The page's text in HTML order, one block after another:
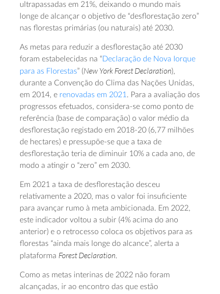
ultrapassadas em 21%, deixando o mundo mais
longe de alcançar o objetivo de “desflorestação zero”
nas florestas primárias (ou naturais) até 2030.
As metas para reduzir a desflorestação até 2030
foram estabelecidas na “Declaração de Nova Iorque
para as Florestas” (New York Forest Declaration),
durante a Convenção do Clima das Nações Unidas,
em 2014, e renovadas em 2021 . Para a avaliação dos
progressos efetuados, considera-se como ponto de
referência (base de comparação) o valor médio da
desflorestação registado em 2018-20 (6,77 milhões
de hectares) e pressupõe-se que a taxa de
desflorestação teria de diminuir 10% a cada ano, de
modo a atingir o “zero” em 2030.
Em 2021 a taxa de desflorestação desceu
relativamente a 2020, mas o valor foi insuficiente
para avançar rumo à meta ambicionada. Em 2022,
este indicador voltou a subir (4% acima do ano
anterior) e o retrocesso coloca os objetivos para as
florestas “ainda mais longe do alcance”, alerta a
plataforma Forest Declaration.
Como as metas interinas de 2022 não foram
alcançadas, ir ao encontro das que estão